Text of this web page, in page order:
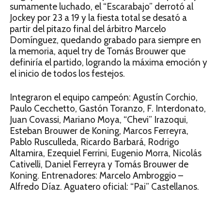
sumamente luchado, el “Escarabajo” derrotó al
Jockey por 23 a 19 y la fiesta total se desató a
partir del pitazo final del árbitro Marcelo
Domínguez, quedando grabado para siempre en
la memoria, aquel try de Tomás Brouwer que
definiría el partido, logrando la máxima emoción y
el inicio de todos los festejos.
Integraron el equipo campeón: Agustín Corchio,
Paulo Cecchetto, Gastón Toranzo, F. Interdonato,
Juan Covassi, Mariano Moya, “Chevi” Irazoqui,
Esteban Brouwer de Koning, Marcos Ferreyra,
Pablo Rusculleda, Ricardo Barbará, Rodrigo
Altamira, Ezequiel Ferrini, Eugenio Morra, Nicolás
Cativelli, Daniel Ferreyra y Tomás Brouwer de
Koning. Entrenadores: Marcelo Ambroggio –
Alfredo Díaz. Aguatero oficial: “Pai” Castellanos.